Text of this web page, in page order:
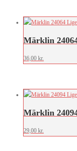
Märklin
36,00 kr.
Märklin
29,00 kr.